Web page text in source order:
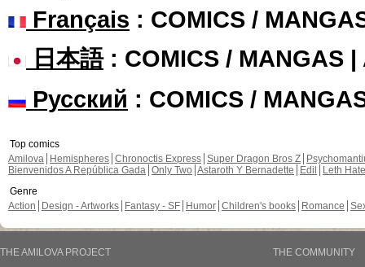
Français : COMICS /
日本語: COMICS / MANGAS |
Русский : COMICS /
Top comics
Amilova
Hemispheres Chronoctis Express Super Dragon Bros Z
Bienvenidos A República Gada Only Two Astaroth Y Bernadette Edil
Leth Hate
Genre
Action
Design - Artworks Fantasy - SF Humor Children's books Romance
THE AMILOVA PROJECT
THE COMMUNITY